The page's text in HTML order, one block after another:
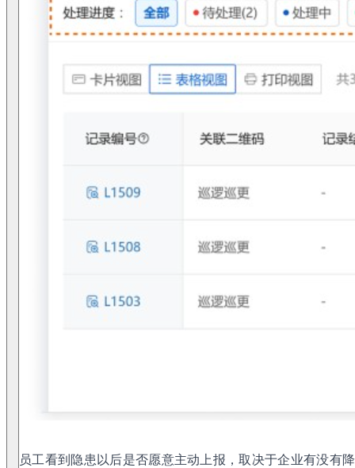
员工看到隐患以后是否愿意主动上报，取决于企业有没有